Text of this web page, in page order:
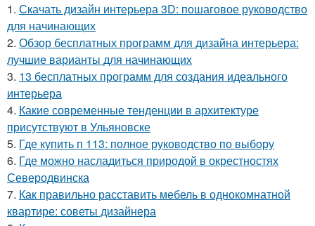
1. Скачать дизайн интерьера 3D: пошаговое руководство
для начинающих
2. Обзор бесплатных программ для дизайна интерьера:
лучшие варианты для начинающих
3. 13 бесплатных программ для создания идеального
интерьера
4. Какие современные тенденции в архитектуре
присутствуют в Ульяновске
5. Где купить п 113: полное руководство по выбору
6. Где можно насладиться природой в окрестностях
Северодвинска
7. Как правильно расставить мебель в однокомнатной
квартире: советы дизайнера